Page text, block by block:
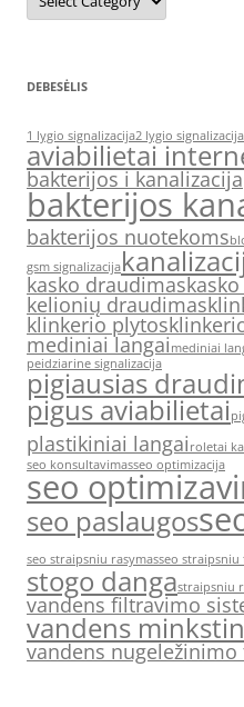
DEBESĖLIS
1 lygio signalizacija2 lygio signalizacija
aviabilietai
bakterijos i kanalizacija
bakterijos
bakterijos nuotekoms
gsm signalizacija
kasko draudimas
kelionių draudimas
klinkerio plytos
mediniai langai mediniai
peidziarine signalizacija
pigiausias
pigus aviabilietai
plastikiniai langai roletai
seo konsultavimasseo optimizacija
seo
seo paslaugos
seo straipsniu rasymasseo straipsniu
stogo dangastraipsniu
vandens filtravimo
vandens
vandens